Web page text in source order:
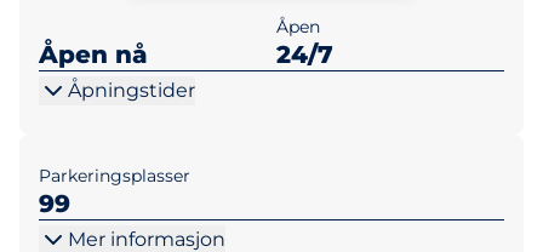
Åpen nå
Åpen
24/7
Åpningstider
Parkeringsplasser
99
Mer informasjon